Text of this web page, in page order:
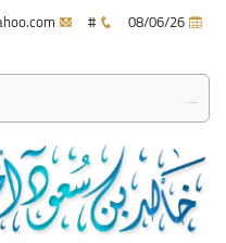
#